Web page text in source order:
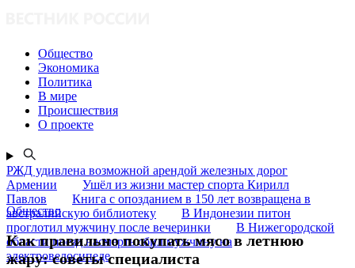
Общество
Экономика
Политика
В мире
Происшествия
О проекте
РЖД удивлена возможной арендой железных дорог
Армении
Ушёл из жизни мастер спорта Кирилл
Павлов
Книга с опозданием в 150 лет возвращена в
австралийскую библиотеку
В Индонезии питон
проглотил мужчину после вечеринки
В Нижегородской
области поезд насмерть сбил мужчину на
электровелосипеде
Общество
Как правильно покупать мясо в летнюю
жару: советы специалиста